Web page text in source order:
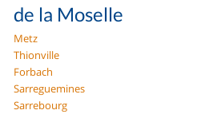
de la Moselle
Metz
Thionville
Forbach
Sarreguemines
Sarrebourg